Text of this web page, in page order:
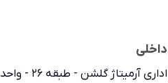
گلشن - طبقه 26 - واحد 2601